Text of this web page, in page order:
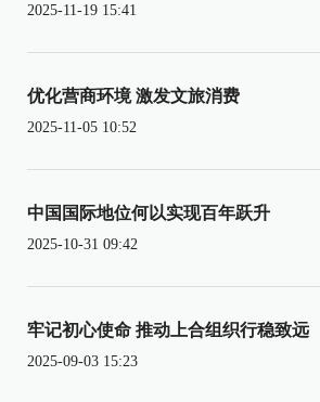
2025-11-19 15:41
优化营商环境 激发文旅消费
2025-11-05 10:52
中国国际地位何以实现百年跃升
2025-10-31 09:42
牢记初心使命 推动上合组织行稳致远
2025-09-03 15:23